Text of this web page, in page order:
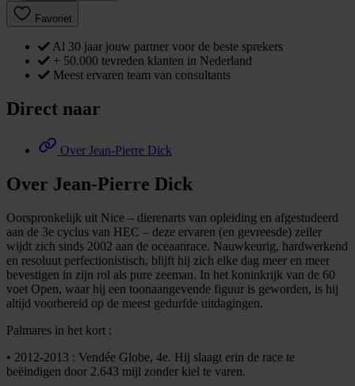
Favoriet
Al 30 jaar jouw partner voor de beste sprekers
+ 50.000 tevreden klanten in Nederland
Meest ervaren team van consultants
Direct naar
Over Jean-Pierre Dick
Over Jean-Pierre Dick
Oorspronkelijk uit Nice – dierenarts van opleiding en afgestudeerd
aan de 3e cyclus van HEC – deze ervaren (en gevreesde) zeiler
wijdt zich sinds 2002 aan de oceaanrace. Nauwkeurig, hardwerkend
en resoluut perfectionistisch, blijft hij zich elke dag meer en meer
bevestigen in zijn rol als pure zeeman. In het koninkrijk van de 60
voet Open, waar hij een toonaangevende figuur is geworden, is hij
altijd voorbereid op de meest gedurfde uitdagingen.
Palmares in het kort :
• 2012-2013 : Vendée Globe, 4e. Hij slaagt erin de race te
beëindigen door 2.643 mijl zonder kiel te varen.